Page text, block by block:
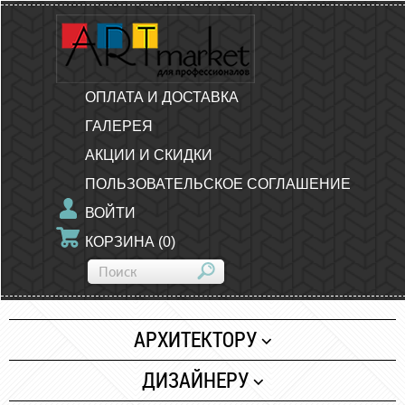
ОПЛАТА И ДОСТАВКА
ГАЛЕРЕЯ
АКЦИИ И СКИДКИ
ПОЛЬЗОВАТЕЛЬСКОЕ СОГЛАШЕНИЕ
ВОЙТИ
КОРЗИНА (0)
АРХИТЕКТОРУ
Бумага
ДИЗАЙНЕРУ